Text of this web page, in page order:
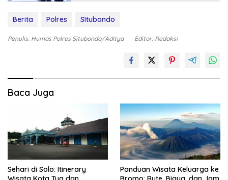
Berita Polres SItubondo
Penulis: Humas Polres Situbondo/Aditya Editor: Redaksi
Baca Juga
Sehari di Solo: Itinerary
Panduan Wisata Keluarga ke